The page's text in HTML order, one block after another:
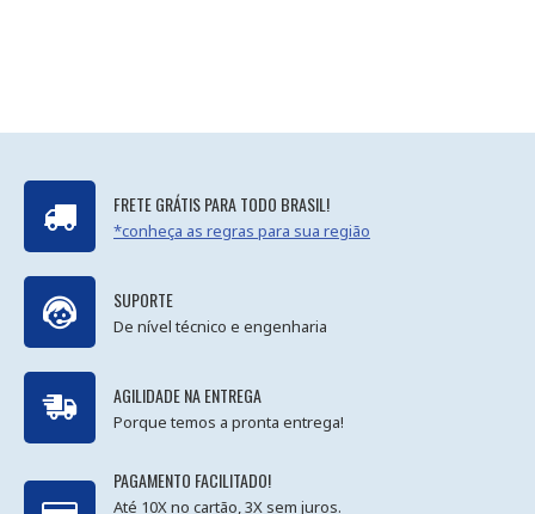
FRETE GRÁTIS PARA TODO BRASIL!
*conheça as regras para sua região
SUPORTE
De nível técnico e engenharia
AGILIDADE NA ENTREGA
Porque temos a pronta entrega!
PAGAMENTO FACILITADO!
Até 10X no cartão, 3X sem juros.